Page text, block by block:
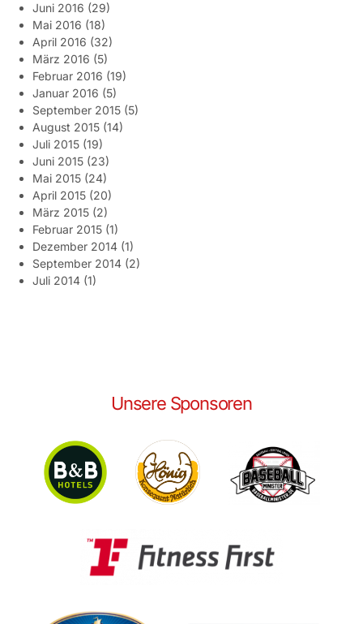
Juni 2016 (29)
Mai 2016 (18)
April 2016 (32)
März 2016 (5)
Februar 2016 (19)
Januar 2016 (5)
September 2015 (5)
August 2015 (14)
Juli 2015 (19)
Juni 2015 (23)
Mai 2015 (24)
April 2015 (20)
März 2015 (2)
Februar 2015 (1)
Dezember 2014 (1)
September 2014 (2)
Juli 2014 (1)
Unsere Sponsoren